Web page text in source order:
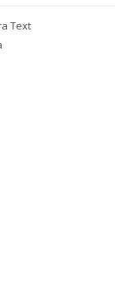
Text